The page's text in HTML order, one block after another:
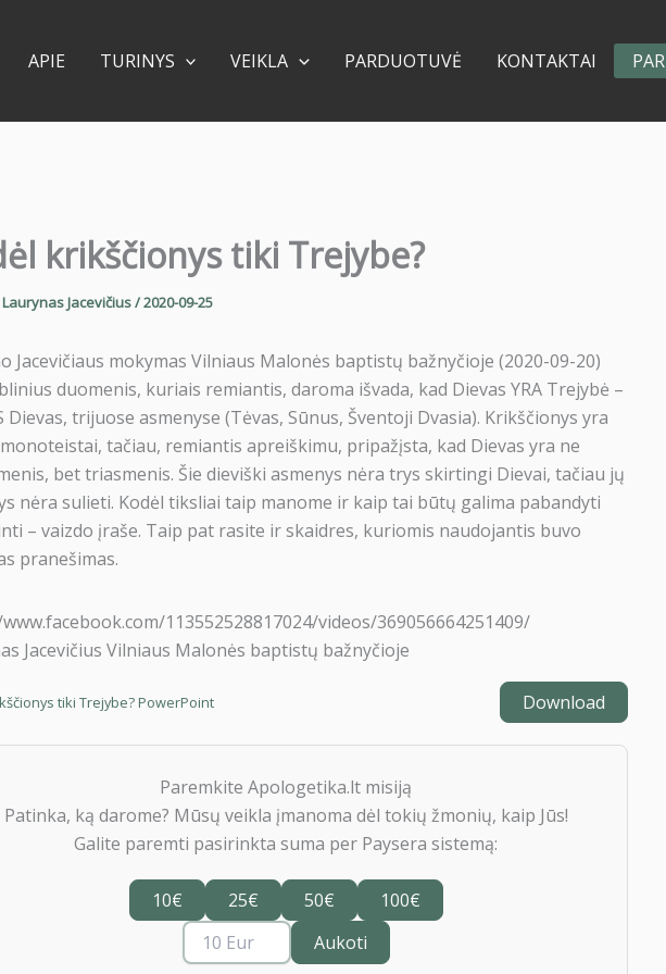
APIE TURINYS VEIKLA PARDUOTUVĖ KONTAKTAI
krikščionys tiki Trejybe?
Laurynas Jacevičius/2020-09-25
Jacevičiaus mokymas Vilniaus Malonės baptistų bažnyčioje (2020-09-20)
duomenis, kuriais remiantis, daroma išvada, kad Dievas YRA Trejybė –
Dievas, trijuose asmenyse (Tėvas, Sūnus, Šventoji Dvasia). Krikščionys yra
tačiau, remiantis apreiškimu, pripažįsta, kad Dievas yra ne
bet triasmenis. Šie dieviški asmenys nėra trys skirtingi Dievai, tačiau jų
nėra sulieti. Kodėl tiksliai taip manome ir kaip tai būtų galima pabandyti
– vaizdo įraše. Taip pat rasite ir skaidres, kuriomis naudojantis buvo
pranešimas.
113552528817024/videos/369056664251409/
Jacevičius Vilniaus Malonės baptistų bažnyčioje
tiki Trejybe? PowerPoint Download
Paremkite Apologetika.lt misiją
Patinka, ką darome? Mūsų veikla įmanoma dėl tokių žmonių, kaip Jūs!
Galite paremti pasirinkta suma per Paysera sistemą:
10€ 25€ 50€
100€
Aukoti